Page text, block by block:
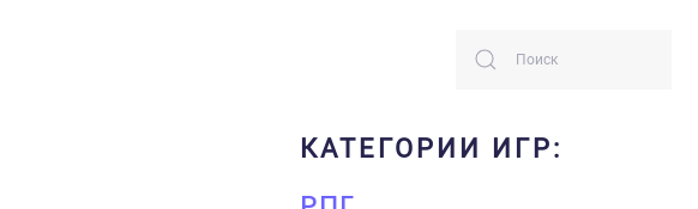
КАТЕГОРИИ ИГР: